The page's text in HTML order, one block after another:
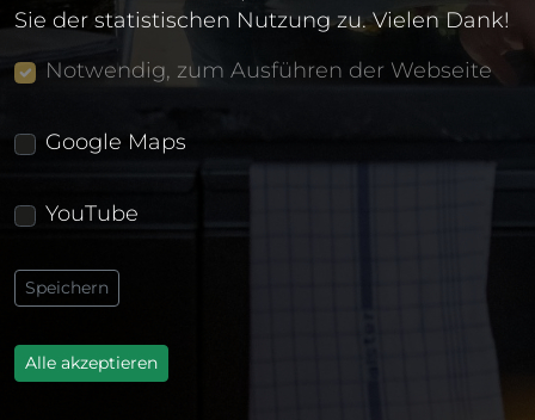
Sie der statistischen Nutzung zu. Vielen Dank!
Notwendig, zum Ausführen der Webseite
Google Maps
YouTube